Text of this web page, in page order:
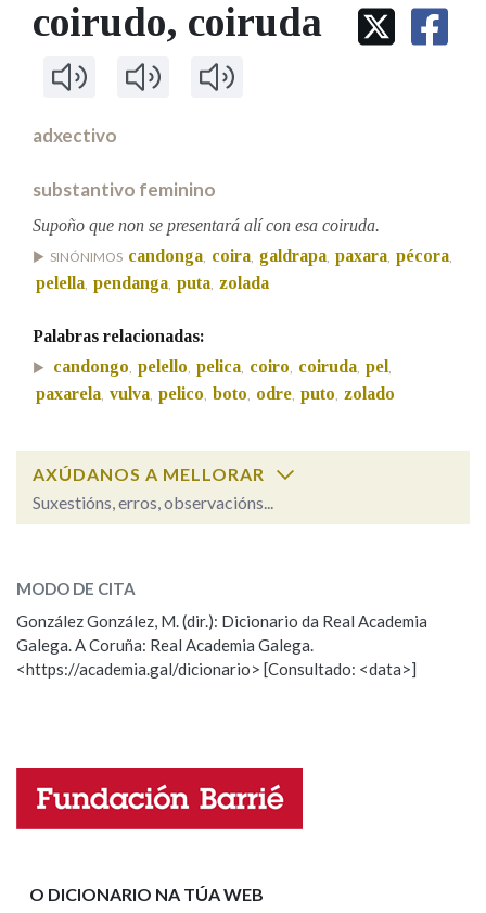
IDENTIDADE CORPORATIVA
MARCIAL DEL ADALID
CASA-MUSEO EMILIA PARDO
BAZÁN
FIGURAS HOMENAXEADAS
HISTORIA
Facebook
TwitterYoutubeInstagramBluesky
BUSCAR NOS LEMAS
Comeza por
Contén
BUSCAR NO CONTIDO
Nas definicións
Nos exemplos
OUTRAS OPCIÓNS DE BUSCA
Pertence a
coirudo, coiruda
adxectivo
substantivo feminino
Supoño que non se presentará alí con esa coiruda.
SINÓNIMOS candonga, coira, galdrapa, paxara, pécora,
pelella, pendanga, puta, zolada
Palabras relacionadas:
candongo, pelello, pelica, coiro, coiruda, pel ,
paxarela, vulva, pelico, boto, odre, puto, zolado
AXÚDANOS A MELLORAR
Suxestións, erros, observacións...
ESCOLLE UNHA OPCIÓN:
Observación Hai un erro na palabra
Propoño mellorar a definición
Nome
MODO DE CITA
González González, M. (dir.): Dicionario da Real Academia
Galega. A Coruña: Real Academia Galega.
<https://academia.gal/dicionario> [Consultado: <data>]
O DICIONARIO NA TÚA WEB